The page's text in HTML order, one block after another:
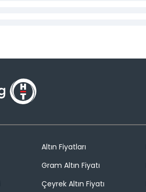
Altın Fiyatları
Gram Altın Fiyatı
Çeyrek Altın Fiyatı